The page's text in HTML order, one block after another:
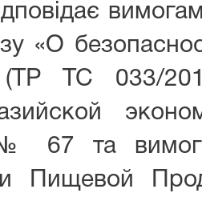
«О
(ТР ТС 033/
№ 67 та
Пищевой